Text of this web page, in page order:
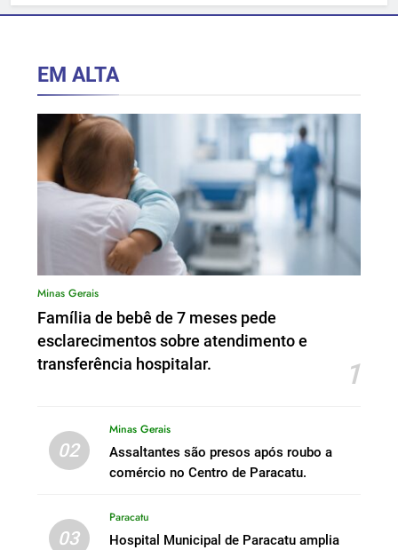
EM ALTA
Minas Gerais
Família de bebê de 7 meses pede
esclarecimentos sobre atendimento e
transferência hospitalar.
1
02
Minas Gerais
Assaltantes são presos após roubo a
comércio no Centro de Paracatu.
03
Paracatu
Hospital Municipal de Paracatu amplia